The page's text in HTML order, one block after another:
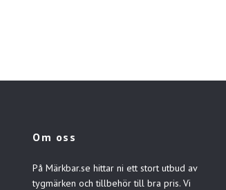
Om oss
På Märkbar.se hittar ni ett stort utbud av
tygmärken och tillbehör till bra pris. Vi